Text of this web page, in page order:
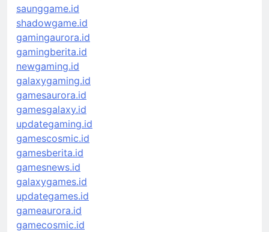
saunggame.id
shadowgame.id
gamingaurora.id
gamingberita.id
newgaming.id
galaxygaming.id
gamesaurora.id
gamesgalaxy.id
updategaming.id
gamescosmic.id
gamesberita.id
gamesnews.id
galaxygames.id
updategames.id
gameaurora.id
gamecosmic.id